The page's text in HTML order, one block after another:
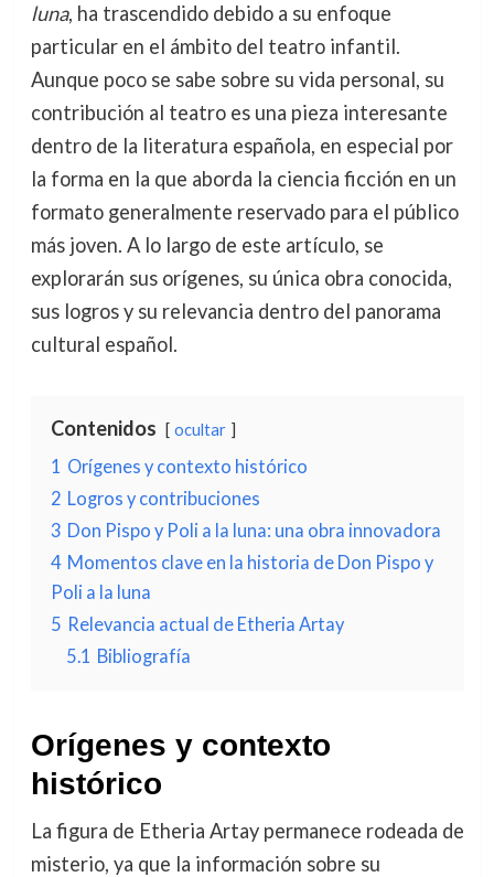
luna, ha trascendido debido a su enfoque
particular en el ámbito del teatro infantil.
Aunque poco se sabe sobre su vida personal, su
contribución al teatro es una pieza interesante
dentro de la literatura española, en especial por
la forma en la que aborda la ciencia ficción en un
formato generalmente reservado para el público
más joven. A lo largo de este artículo, se
explorarán sus orígenes, su única obra conocida,
sus logros y su relevancia dentro del panorama
cultural español.
Contenidos ocultar
1 Orígenes y contexto histórico
2 Logros y contribuciones
3 Don Pispo y Poli a la luna: una obra innovadora
4 Momentos clave en la historia de Don Pispo y
Poli a la luna
5 Relevancia actual de Etheria Artay
5.1 Bibliografía
Orígenes y contexto
histórico
La figura de Etheria Artay permanece rodeada de
misterio, ya que la información sobre su